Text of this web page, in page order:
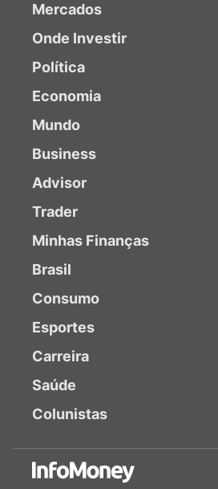
Mercados
Onde Investir
Política
Economia
Mundo
Business
Advisor
Trader
Minhas Finanças
Brasil
Consumo
Esportes
Carreira
Saúde
Colunistas